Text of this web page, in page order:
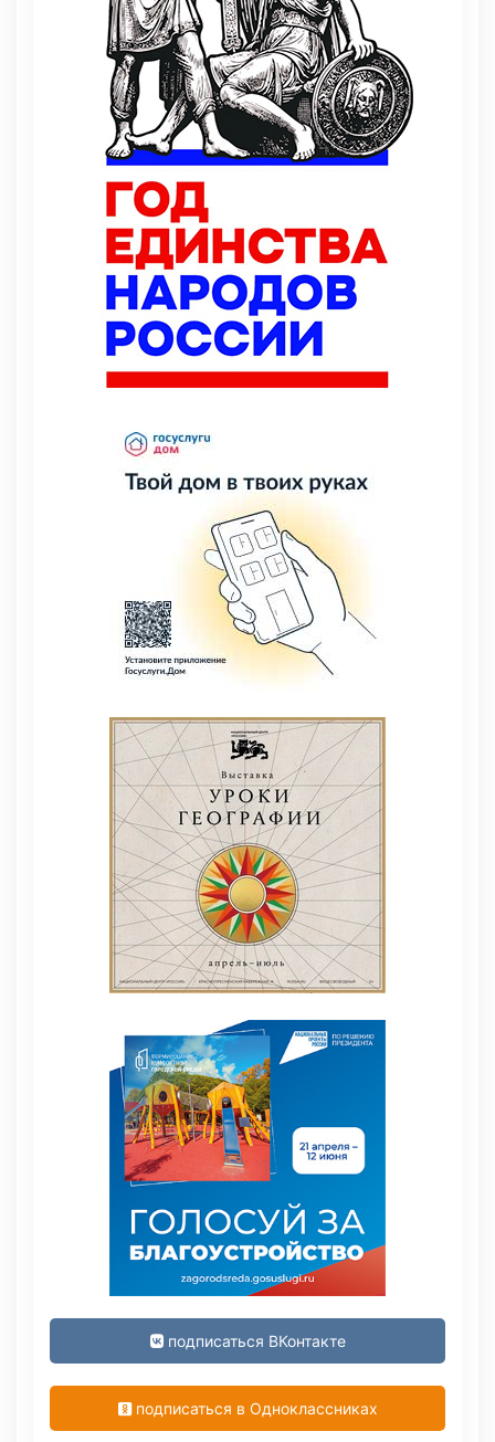
подписаться ВКонтакте
подписаться в Одноклассниках